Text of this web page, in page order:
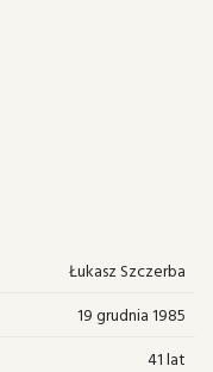
Łukasz Szczerba
19 grudnia 1985
41 lat